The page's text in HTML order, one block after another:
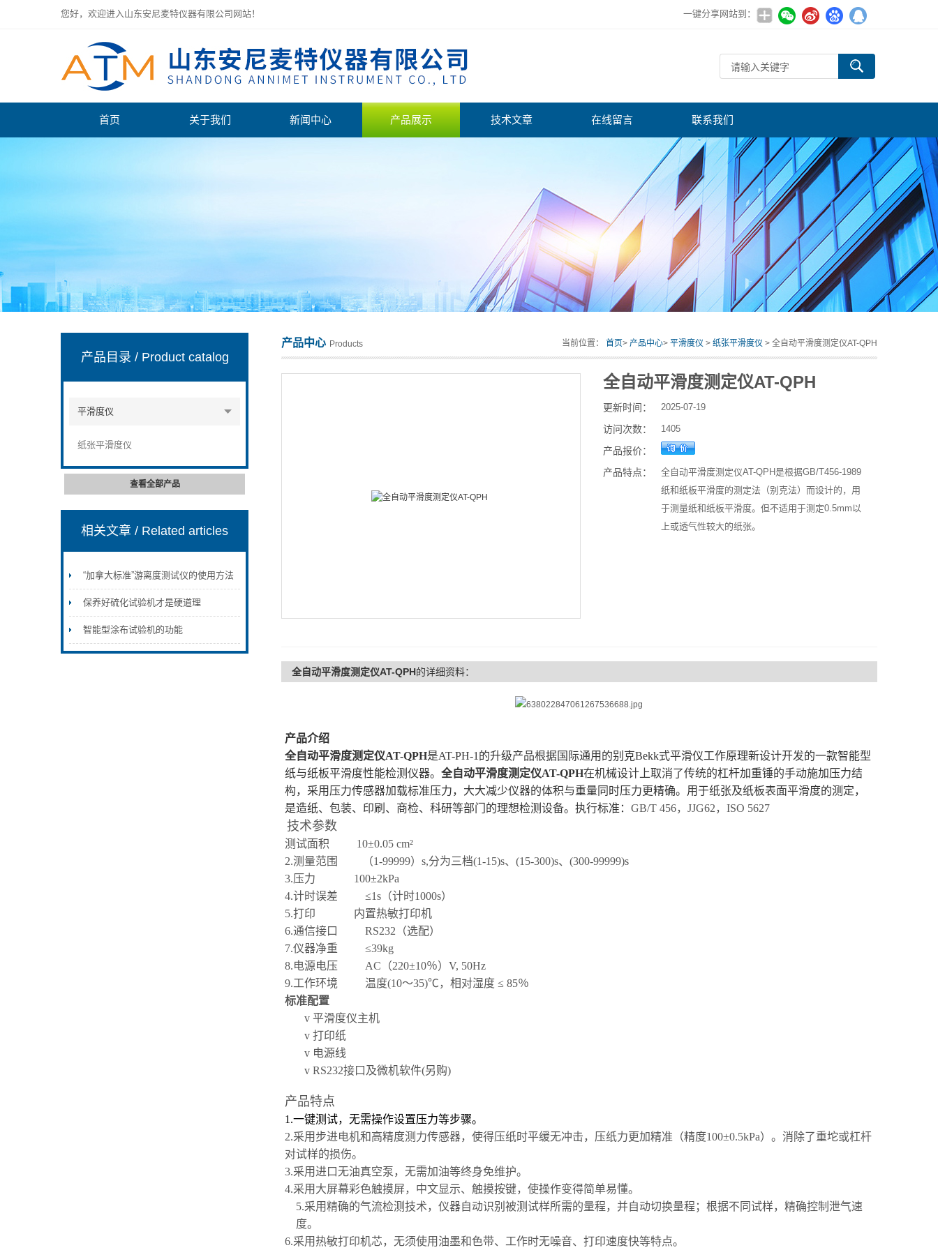
您好，欢迎进入山东安尼麦特仪器有限公司网站！ 一键分享网站到：
首页 关于我们 新闻中心 产品展示 技术文章 在线留言 联系我们
产品目录 / Product catalog
平滑度仪
纸张平滑度仪
查看全部产品
相关文章/ Related articles
“加拿大标准”游离度测试仪的使用方法
保养好硫化试验机才是硬道理
智能型涂布试验机的功能
产品中心 Products 当前位置： 首页> 产品中心> 平滑度仪 > 纸张平滑度仪 > 全自动平滑度测定仪AT-QPH
全自动平滑度测定仪AT-QPH
更新时间： 2025-07-19
访问次数： 1405
产品报价：
产品特点：
全自动平滑度测定仪AT-QPH是根据GB/T456-1989
纸和纸板平滑度的测定法（别克法）而设计的，用
于测量纸和纸板平滑度。但不适用于测定0.5mm以
上或透气性较大的纸张。
全自动平滑度测定仪AT-QPH的详细资料：
产品介绍
全自动平滑度测定仪AT-QPH是AT-PH-1的升级产品根据国际通用的别克Bekk式平滑仪工作原理新设计开发的一款智能型
纸与纸板平滑度性能检测仪器。 全自动平滑度测定仪AT-QPH在机械设计上取消了传统的杠杆加重锤的手动施加压力结
构，采用压力传感器加载标准压力，大大减少仪器的体积与重量同时压力更精确。 用于纸张及纸板表面平滑度的测定，
是造纸、包装、印刷、商检、科研等部门的理想检测设备。执行标准： GB/T 456，JJG62，ISO 5627
技术参数
测试面积
10±0.05 cm²
2.测量范围
（1-99999）s,分为三档(1-15)s、(15-300)s、(300-99999)s
3.压力
100±2kPa
4.计时误差
≤1s（计时1000s）
5.打印
内置热敏打印机
6.通信接口
RS232（选配）
7.仪器净重
≤39kg
8.电源电压
AC（220±10％）V, 50Hz
9.工作环境
温度(10～35)℃，相对湿度 ≤ 85％
标准配置
v 平滑度仪主机
v 打印纸
v 电源线
v RS232接口及微机软件(另购)
产品特点
1.一键测试，无需操作设置压力等步骤。
2.采用步进电机和高精度测力传感器，使得压纸时平缓无冲击，压纸力更加精准（精度100±0.5kPa）。消除了重坨或杠杆
对试样的损伤。
3.采用进口无油真空泵，无需加油等终身免维护。
4.采用大屏幕彩色触摸屏，中文显示、触摸按键，使操作变得简单易懂。
5.采用精确的气流检测技术，仪器自动识别被测试样所需的量程，并自动切换量程；根据不同试样，精确控制泄气速
度。
6.采用热敏打印机芯，无须使用油墨和色带、工作时无噪音、打印速度快等特点。